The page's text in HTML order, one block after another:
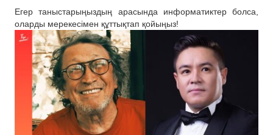
Егер таныстарыңыздың арасында информатиктер болса,
оларды мерекесімен құттықтап қойыңыз!